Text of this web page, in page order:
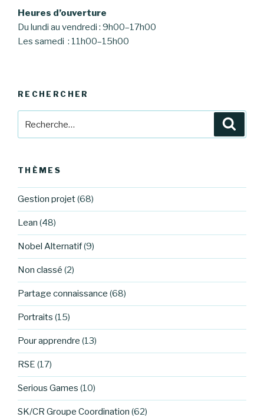
Heures d’ouverture
Du lundi au vendredi : 9h00–17h00
Les samedi : 11h00–15h00
RECHERCHER
THÈMES
Gestion projet(68)
Lean (48)
Nobel Alternatif(9)
Non classé (2)
Partage connaissance (68)
Portraits (15)
Pour apprendre (13)
RSE (17)
Serious Games (10)
SK/CR Groupe Coordination (62)